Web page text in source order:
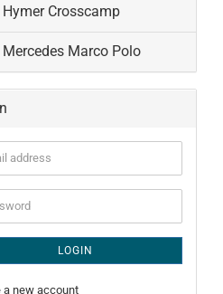
Hymer Crosscamp
Mercedes Marco Polo
LOGIN
a new account